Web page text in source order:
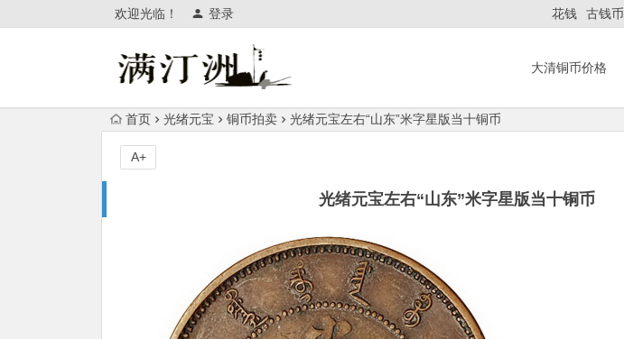
欢迎光临！ 登录 花钱 古钱币
大清铜币价格
首页 光绪元宝 铜币拍卖 光绪元宝左右“山东”米字星版当十铜币
光绪元宝左右“山东”米字星版当十铜币
A+